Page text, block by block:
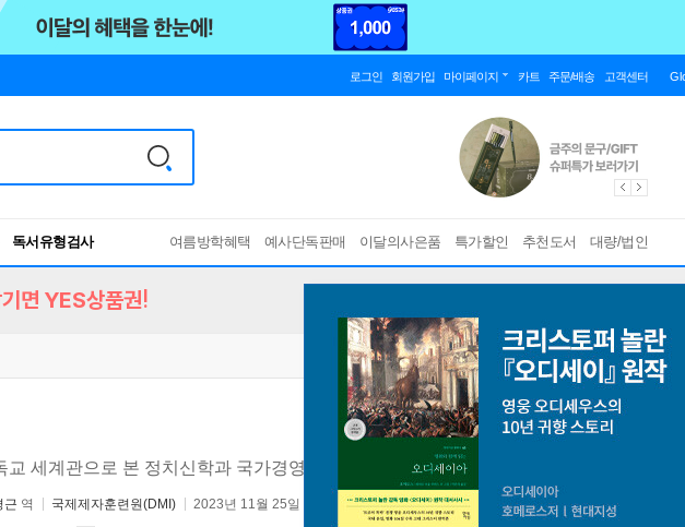
로그인 회원가입 마이페이지 카트 주문/배송 고객센터
독서유형검사
RBTI Lab
여름방학혜택 예사단독판매 이달의사은품 특가할인 추천도서 대량/법인
면 YES상품권!
교 세계관으로 본 정치신학과 국가경영 철학 [ 전2권 , 양장 ]
근 역 국제제자훈련원(DMI) 2023년 11월 25일 원제 :Antirevolutionaire Staatkunde